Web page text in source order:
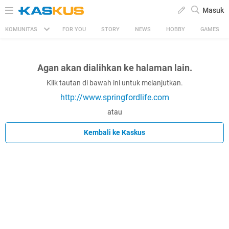
Masuk
KOMUNITAS FOR YOU STORY NEWS HOBBY GAMES
Agan akan dialihkan ke halaman lain.
Klik tautan di bawah ini untuk melanjutkan.
http://www.springfordlife.com
atau
Kembali ke Kaskus